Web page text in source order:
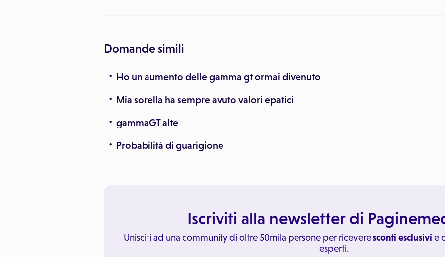
Domande simili
Ho un aumento delle gamma gt ormai divenuto
Mia sorella ha sempre avuto valori epatici
gammaGT alte
Probabilità di guarigione
Iscriviti alla newsletter di
Unisciti ad una community di oltre 50mila persone per riceveresconti esclusivi e
esperti.